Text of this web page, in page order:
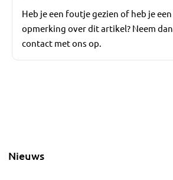
Heb je een foutje gezien of heb je een
opmerking over dit artikel? Neem dan
contact met ons op.
Nieuws